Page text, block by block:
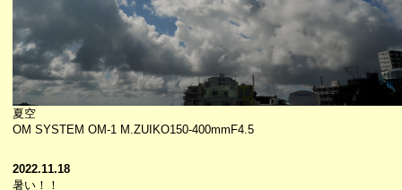
夏空
OM SYSTEM OM-1 M.ZUIKO150-400mmF4.5
2022.11.18
暑い！！